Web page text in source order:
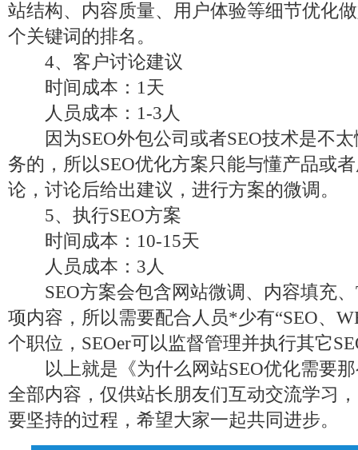
站结构、内容质量、用户体验等细节优化
个关键词的排名。
4、客户讨论建议
时间成本：1天
人员成本：1-3人
因为SEO外包公司或者SEO技术是不太
务的，所以SEO优化方案只能与懂产品或
论，讨论后给出建议，进行方案的微调。
5、执行SEO方案
时间成本：10-15天
人员成本：3人
SEO方案会包含网站微调、内容填充、
项内容，所以需要配合人员*少有“SEO、
个职位，SEOer可以监督管理并执行其它
以上就是《为什么网站SEO优化需要那
全部内容，仅供站长朋友们互动交流学习
要坚持的过程，希望大家一起共同进步。